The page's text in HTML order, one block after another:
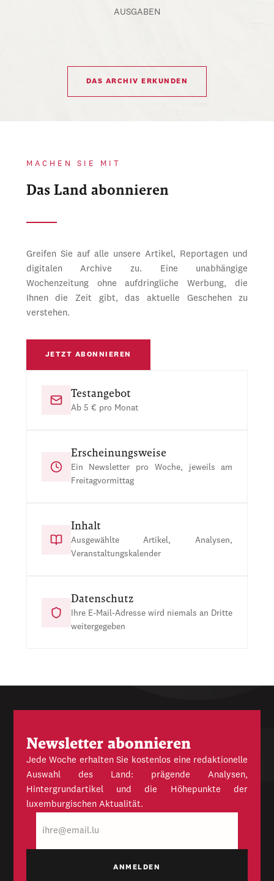
AUSGABEN
DAS ARCHIV ERKUNDEN
MACHEN SIE MIT
Das Land abonnieren
Greifen Sie auf alle unsere Artikel, Reportagen und
digitalen Archive zu. Eine unabhängige
Wochenzeitung ohne aufdringliche Werbung, die
Ihnen die Zeit gibt, das aktuelle Geschehen zu
verstehen.
JETZT ABONNIEREN
Testangebot
Ab 5 € pro Monat
Erscheinungsweise
Ein Newsletter pro Woche, jeweils am
Freitagvormittag
Inhalt
Ausgewählte Artikel, Analysen,
Veranstaltungskalender
Datenschutz
Ihre E-Mail-Adresse wird niemals an Dritte
weitergegeben
Newsletter abonnieren
Jede Woche erhalten Sie kostenlos eine redaktionelle
Auswahl des Land: prägende Analysen,
Hintergrundartikel und die Höhepunkte der
luxemburgischen Aktualität.
Mail